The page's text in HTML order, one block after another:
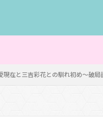
在と三吉彩花との馴れ初め～破局